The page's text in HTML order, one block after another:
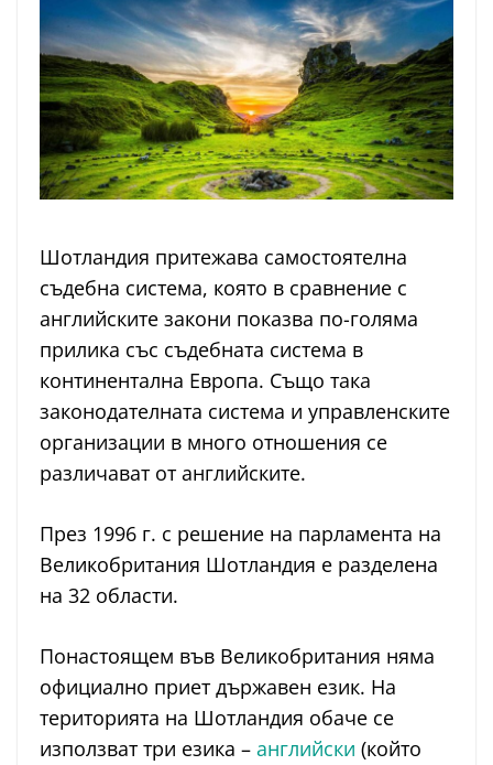
Шотландия притежава самостоятелна
съдебна система, която в сравнение с
английските закони показва по-голяма
прилика със съдебната система в
континентална Европа. Също така
законодателната система и управленските
организации в много отношения се
различават от английските.
През 1996 г. с решение на парламента на
Великобритания Шотландия е разделена
на 32 области.
Понастоящем във Великобритания няма
официално приет държавен език. На
територията на Шотландия обаче се
използват три езика – английски (който